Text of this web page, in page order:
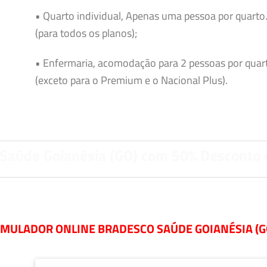
• Quarto individual, Apenas uma pessoa por quarto.
(para todos os planos);
• Enfermaria, acomodação para 2 pessoas por
(exceto para o Premium e o Nacional Plus).
ONLINE BRADESCO SAÚDE GOIANÉSIA